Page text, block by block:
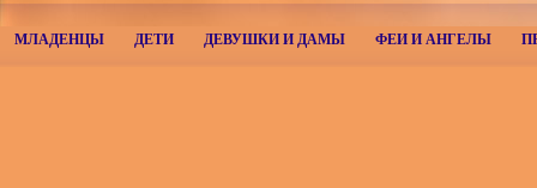
МЛАДЕНЦЫ ДЕТИ ДЕВУШКИ И ДАМЫ ФЕИ И АНГЕЛЫ